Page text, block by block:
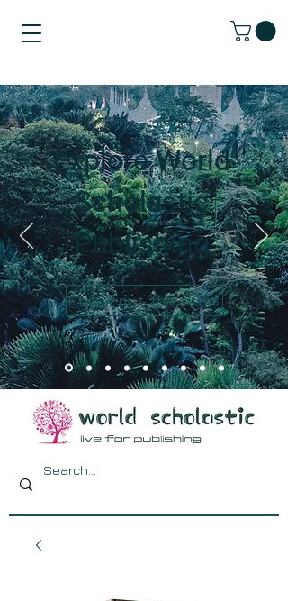
Explore World
Scholastic
Publishing
Check out the titles